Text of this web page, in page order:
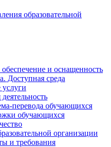
образовательной
и оснащенность
Доступная среда
перевода обучающихся
обучающихся
организации
и требования